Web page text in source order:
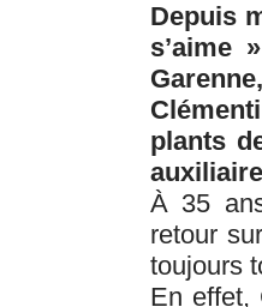
Depuis
s’aime
plants
À 35
retour
toujours
En effet,